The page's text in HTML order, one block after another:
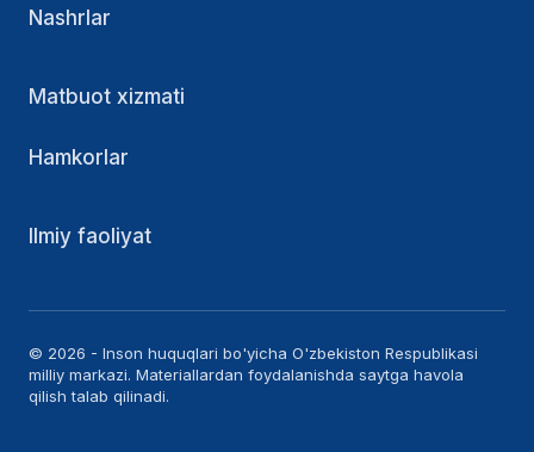
Nashrlar
Matbuot xizmati
Hamkorlar
Ilmiy faoliyat
© 2026 - Inson huquqlari bo'yicha O'zbekiston Respublikasi
milliy markazi. Materiallardan foydalanishda saytga havola
qilish talab qilinadi.